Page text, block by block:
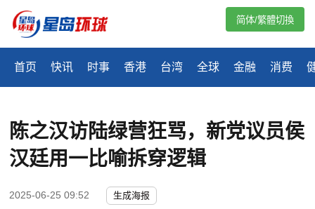
首页 快讯 时事 香港 台湾 全球 金融 消费
简体/繁體切換
陈之汉访陆绿营狂骂，新党议员侯
汉廷用一比喻拆穿逻辑
2025-06-25 09:52 生成海报